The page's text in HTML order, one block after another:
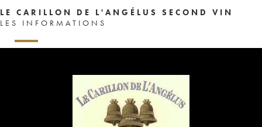
LE CARILLON DE L'ANGÉLUS SECOND VIN
LES INFORMATIONS